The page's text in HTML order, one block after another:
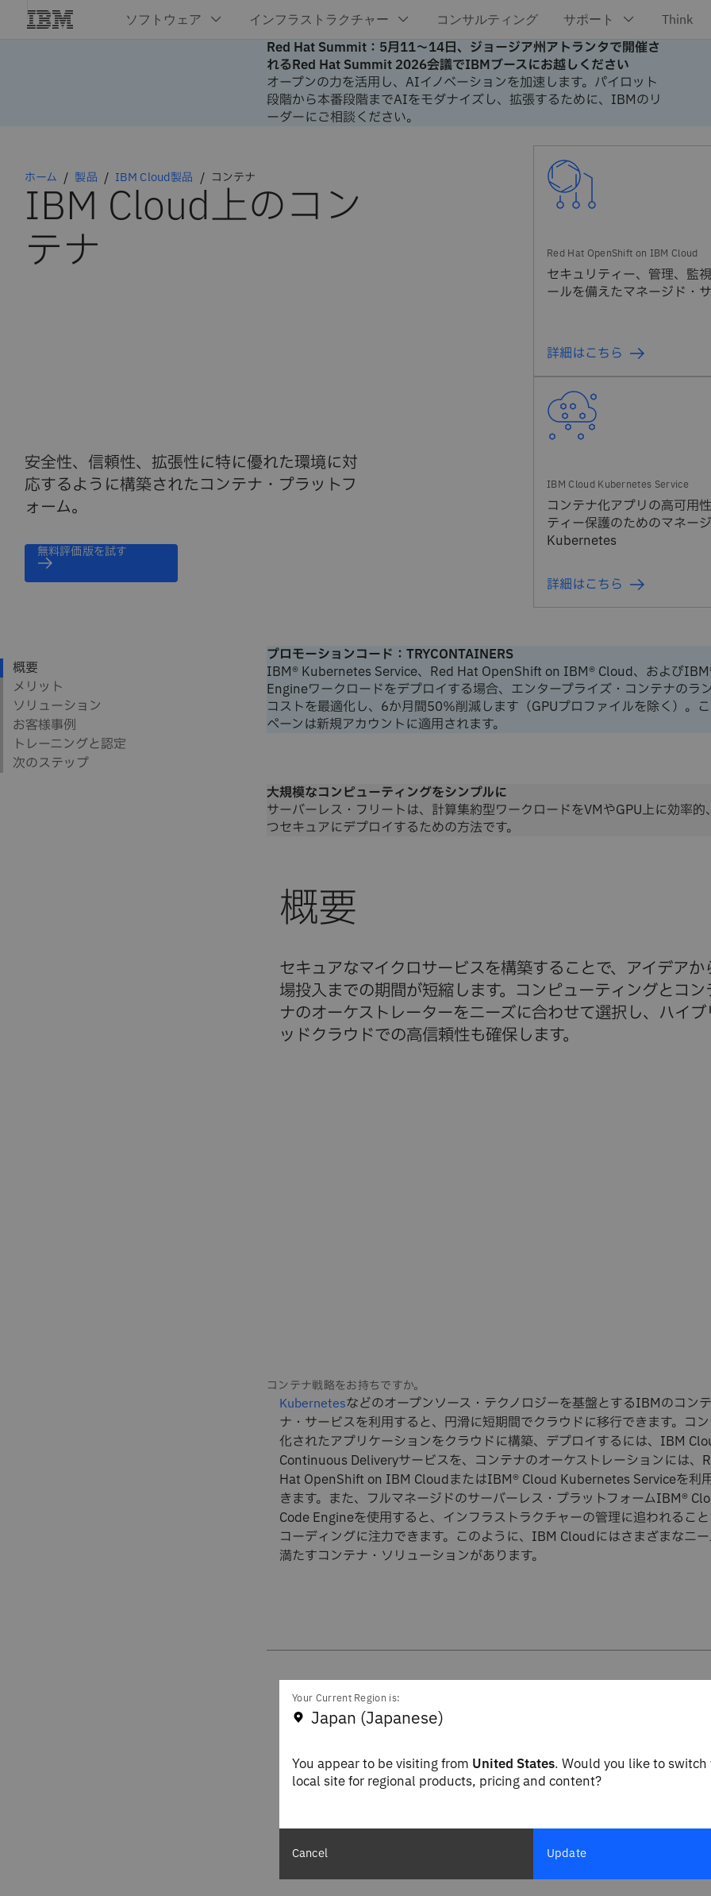
Red Hat Summit：5月11～14日、ジョージア州アトランタで開催さ
れるRed Hat Summit 2026会議でIBMブースにお越しください
オープンの力を活用し、AIイノベーションを加速します。パイロット
段階から本番段階までAIをモダナイズし、拡張するために、IBMのリ
ーダーにご相談ください。
ホーム 製品 IBM Cloud製品 コンテナ
IBM Cloud上のコン
テナ
安全性、信頼性、拡張性に特に優れた環境に対
応するように構築されたコンテナ・プラットフ
ォーム。
無料評価版を試す
セキュリティー、管理、監
ールを備えたマネージド・
詳細はこちら
コンテナ化アプリの高可用
ティー保護のためのマネー
Kubernetes
詳細はこちら
プロモーションコード：TRYCONTAINERS
IBM® Kubernetes Service、Red Hat OpenShift on IBM® Cloud、および
Engineワークロードをデプロイする場合、エンタープライズ・コンテナのラ
コストを最適化し、6か月間50％削減します（GPUプロファイルを除く）。
ペーンは新規アカウントに適用されます。
大規模なコンピューティングをシンプルに
サーバーレス・フリートは、計算集約型ワークロードをVMやGPU上に効率的
つセキュアにデプロイするための方法です。
セキュアなマイクロサービスを構築することで、アイデアか
場投入までの期間が短縮します。コンピューティングとコン
ナのオーケストレーターをニーズに合わせて選択し、ハイブ
ッドクラウドでの高信頼性も確保します。
Kubernetesなどのオープンソース・テクノロジーを基盤とするIBMのコンテ
ナ・サービスを利用すると、円滑に短期間でクラウドに移行できます。コ
化されたアプリケーションをクラウドに構築、デプロイするには、IBM
Continuous Deliveryサービスを、コンテナのオーケストレーションには、
Hat OpenShift on IBM CloudまたはIBM® Cloud Kubernetes Serviceを利
きます。また、フルマネージドのサーバーレス・プラットフォームIBM®
Code Engineを使用すると、インフラストラクチャーの管理に追われること
コーディングに注力できます。このように、IBM Cloudにはさまざまなニ
満たすコンテナ・ソリューションがあります。
5年前、銀行は安全性と拡張性を
業との交渉を避けていました。今
当社と協業したがっているのです。
Matthieu M. Job氏
Circeo社CEO
Red Hat OpenShift on IBM Cloudをご利用のお客様
Your Current Region is:
Japan (Japanese)
You appear to be visiting from United States. Would you like to switch
local site for regional products, pricing and content?
Cancel Update